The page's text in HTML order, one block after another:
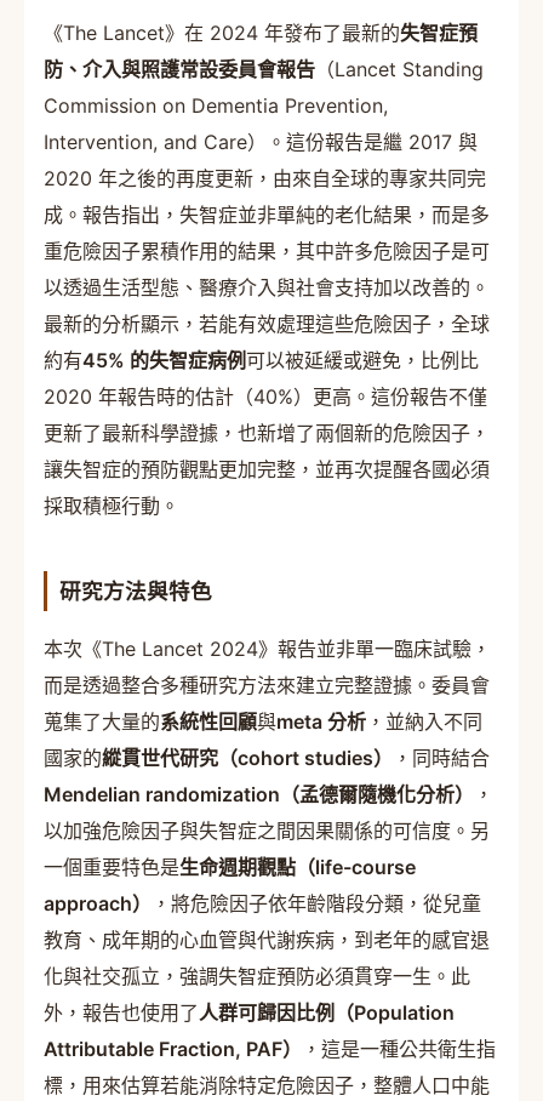
《The Lancet》在 2024 年發布了最新的失智症預
防、介入與照護常設委員會報告 （Lancet Standing
Commission on Dementia Prevention,
Intervention, and Care）。這份報告是繼 2017 與
2020 年之後的再度更新，由來自全球的專家共同完
成。報告指出，失智症並非單純的老化結果，而是多
重危險因子累積作用的結果，其中許多危險因子是可
以透過生活型態、醫療介入與社會支持加以改善的。
最新的分析顯示，若能有效處理這些危險因子，全球
約有45% 的失智症病例 可以被延緩或避免，比例比
2020 年報告時的估計（40%）更高。這份報告不僅
更新了最新科學證據，也新增了兩個新的危險因子，
讓失智症的預防觀點更加完整，並再次提醒各國必須
採取積極行動。
研究方法與特色
本次《The Lancet 2024》報告並非單一臨床試驗，
而是透過整合多種研究方法來建立完整證據。委員會
蒐集了大量的系統性回顧與meta 分析 ，並納入不同
國家的縱貫世代研究（cohort studies）
，同時結合
Mendelian randomization（孟德爾隨機化分析）
，
以加強危險因子與失智症之間因果關係的可信度。另
一個重要特色是生命週期觀點（life-course
approach）
，將危險因子依年齡階段分類，從兒童
教育、成年期的心血管與代謝疾病，到老年的感官退
化與社交孤立，強調失智症預防必須貫穿一生。此
外，報告也使用了人群可歸因比例（Population
Attributable Fraction, PAF）
，這是一種公共衛生指
標，用來估算若能消除特定危險因子，整體人口中能